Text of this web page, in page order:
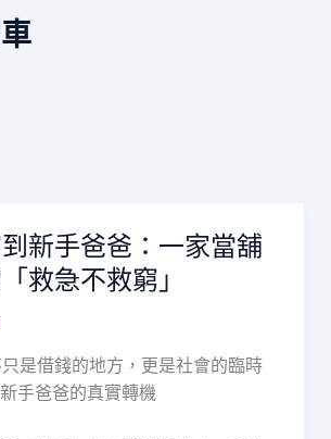
新手爸爸：一家當舖
救急不救窮」
是借錢的地方，更是社會的臨時
手爸爸的真實轉機